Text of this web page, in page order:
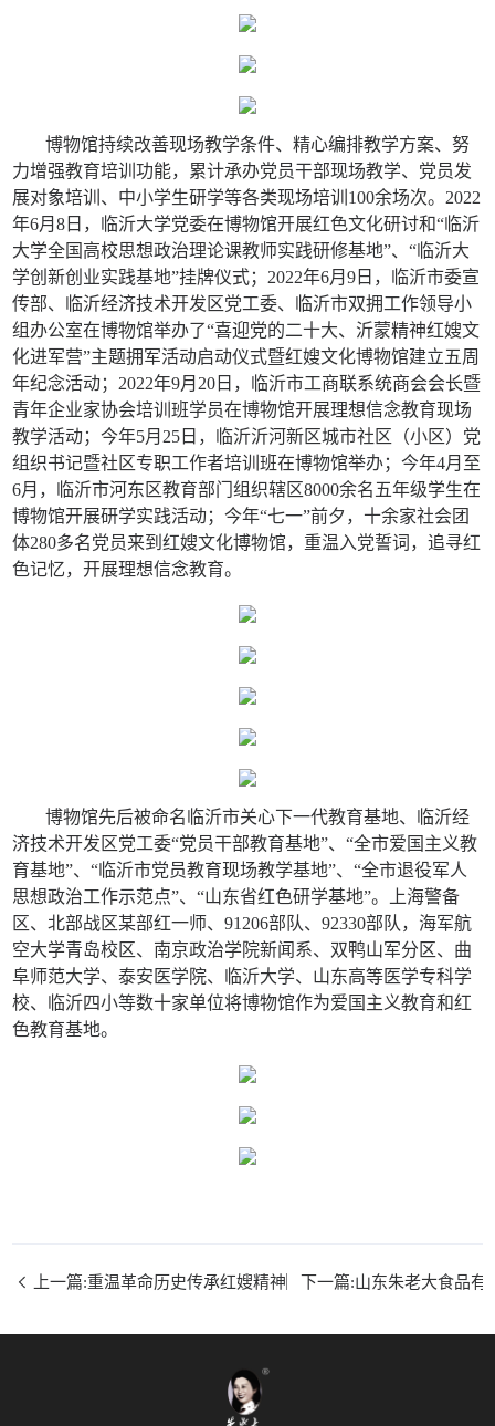
博物馆持续改善现场教学条件、精心编排教学方案、努
力增强教育培训功能，累计承办党员干部现场教学、党员发
展对象培训、中小学生研学等各类现场培训100余场次。2022
年6月8日，临沂大学党委在博物馆开展红色文化研讨和“临沂
大学全国高校思想政治理论课教师实践研修基地”、“临沂大
学创新创业实践基地”挂牌仪式；2022年6月9日，临沂市委宣
传部、临沂经济技术开发区党工委、临沂市双拥工作领导小
组办公室在博物馆举办了“喜迎党的二十大、沂蒙精神红嫂文
化进军营”主题拥军活动启动仪式暨红嫂文化博物馆建立五周
年纪念活动；2022年9月20日，临沂市工商联系统商会会长暨
青年企业家协会培训班学员在博物馆开展理想信念教育现场
教学活动；今年5月25日，临沂沂河新区城市社区（小区）党
组织书记暨社区专职工作者培训班在博物馆举办；今年4月至
6月，临沂市河东区教育部门组织辖区8000余名五年级学生在
博物馆开展研学实践活动；今年“七一”前夕，十余家社会团
体280多名党员来到红嫂文化博物馆，重温入党誓词，追寻红
色记忆，开展理想信念教育。
博物馆先后被命名临沂市关心下一代教育基地、临沂经
济技术开发区党工委“党员干部教育基地”、“全市爱国主义教
育基地”、“临沂市党员教育现场教学基地”、“全市退役军人
思想政治工作示范点”、“山东省红色研学基地”。上海警备
区、北部战区某部红一师、91206部队、92330部队，海军航
空大学青岛校区、南京政治学院新闻系、双鸭山军分区、曲
阜师范大学、泰安医学院、临沂大学、山东高等医学专科学
校、临沂四小等数十家单位将博物馆作为爱国主义教育和红
色教育基地。
上一篇:重温革命历史传承红嫂精神︳山东科技职业学院智能
下一篇:山东朱老大食品有